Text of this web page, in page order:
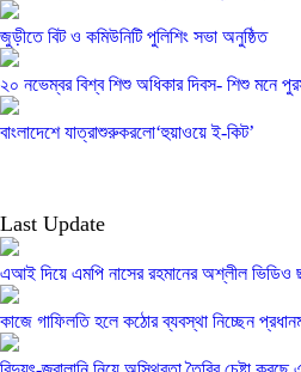
জুড়ীতে বিট ও কমিউনিটি পুলিশিং সভা অনুষ্ঠিত
২০ নভেম্বর বিশ্ব শিশু অধিকার দিবস- শিশু মনে
বাংলাদেশে যাত্রাশুরুকরলো‘হুয়াওয়ে ই-কিট’
Last Update
এআই দিয়ে এমপি নাসের রহমানের অশ্লীল
কাজে গাফিলতি হলে কঠোর ব্যবস্থা নিচ্ছেন